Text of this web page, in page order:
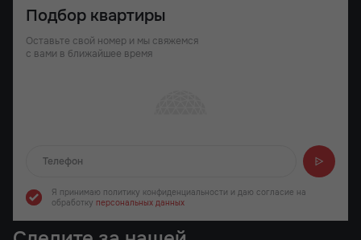
Подбор квартиры
Оставьте свой номер и мы свяжемся
с вами в ближайшее время
Я принимаю политику конфиденциальности и даю согласие на
обработку персональных данных